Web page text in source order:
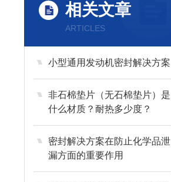
相关文章
ARTICLES
小型通用发动机密封解决方案
非石棉垫片（无石棉垫片）是
什么材质？耐热多少度？
密封解决方案在防止化学品泄
漏方面的重要作用